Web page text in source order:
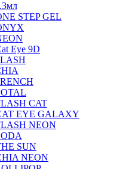
STEP GEL
Eye 9D
CAT
EYE GALAXY
NEON
SUN
NEON